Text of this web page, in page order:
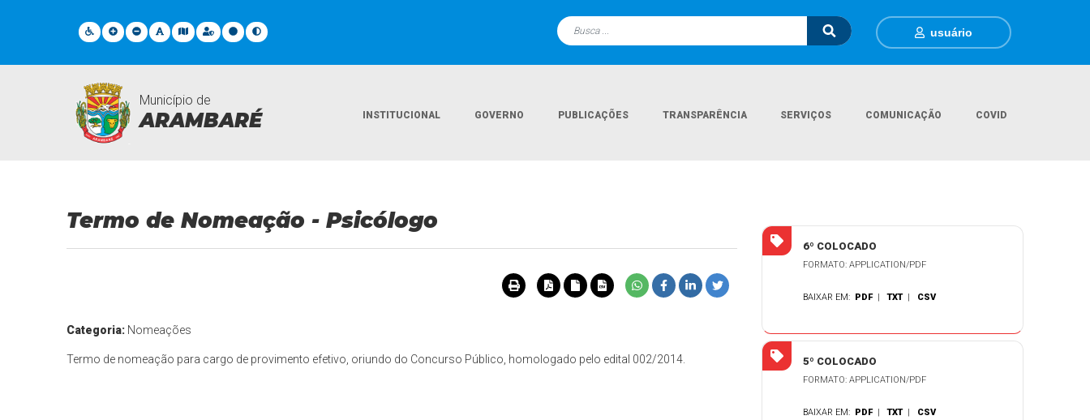
usuário
Município de
ARAMBARÉ INSTITUCIONAL GOVERNO PUBLICAÇÕES TRANSPARÊNCIA SERVIÇOS COMUNICAÇÃO COVID
Documentos Gerais
Termo de Nomeação - Psicólogo
Categoria: Nomeações
Termo de nomeação para cargo de provimento efetivo, oriundo do Concurso Público, homologado pelo edital 002/2014.
6º COLOCADO
FORMATO: APPLICATION/PDF
BAIXAR EM: PDF |TXT | CSV
5º COLOCADO
FORMATO: APPLICATION/PDF
BAIXAR EM: PDF |TXT | CSV